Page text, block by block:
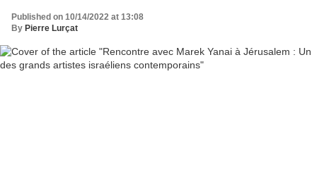
Published on 10/14/2022 at 13:08
By Pierre Lurçat